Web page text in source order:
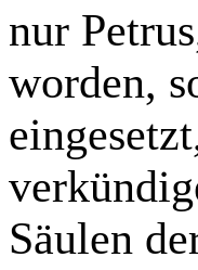
nur
worden,
Säulen